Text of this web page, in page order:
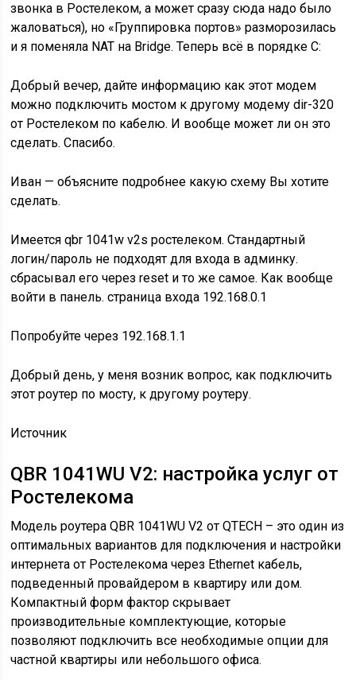
звонка в Ростелеком, а может сразу сюда надо было
жаловаться), но «Группировка портов» разморозилась
и я поменяла NAT на Bridge. Теперь всё в порядке С:
Добрый вечер, дайте информацию как этот модем
можно подключить мостом к другому модему dir-320
от Ростелеком по кабелю. И вообще может ли он это
сделать. Спасибо.
Иван — объясните подробнее какую схему Вы хотите
сделать.
Имеется qbr 1041w v2s ростелеком. Стандартный
логин/пароль не подходят для входа в админку.
сбрасывал его через reset и то же самое. Как вообще
войти в панель. страница входа 192.168.0.1
Попробуйте через 192.168.1.1
Добрый день, у меня возник вопрос, как подключить
этот роутер по мосту, к другому роутеру.
Источник
QBR 1041WU V2: настройка услуг от
Ростелекома
Модель роутера QBR 1041WU V2 от QTECH – это один из
оптимальных вариантов для подключения и настройки
интернета от Ростелекома через Ethernet кабель,
подведенный провайдером в квартиру или дом.
Компактный форм фактор скрывает
производительные комплектующие, которые
позволяют подключить все необходимые опции для
частной квартиры или небольшого офиса.